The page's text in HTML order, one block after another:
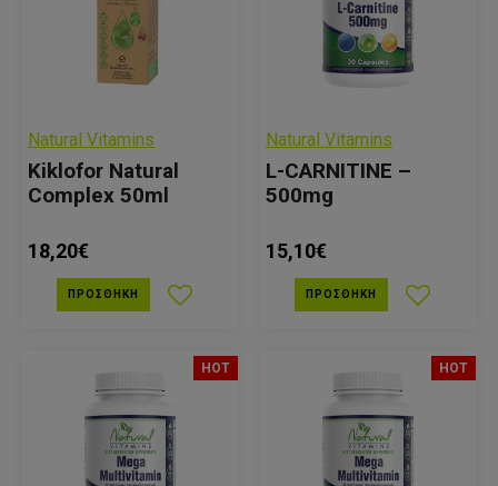
Natural Vitamins
Kiklofor Natural
Complex 50ml
18,20€
ΠΡΟΣΘΉΚΗ
Natural Vitamins
L-CARNITINE –
500mg
15,10€
ΠΡΟΣΘΉΚΗ
HOT HOT